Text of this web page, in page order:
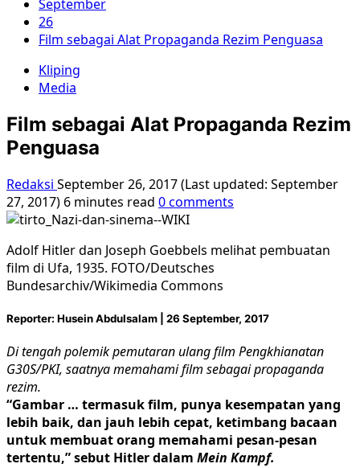
September
26
Film sebagai Alat Propaganda Rezim Penguasa
Kliping
Media
Film sebagai Alat Propaganda Rezim
Penguasa
Redaksi September 26, 2017 (Last updated: September
27, 2017) 6 minutes read 0 comments
Adolf Hitler dan Joseph Goebbels melihat pembuatan
film di Ufa, 1935. FOTO/Deutsches
Bundesarchiv/Wikimedia Commons
Reporter: Husein Abdulsalam | 26 September, 2017
Di tengah polemik pemutaran ulang film Pengkhianatan
G30S/PKI, saatnya memahami film sebagai propaganda
rezim.
“Gambar … termasuk film, punya kesempatan yang
lebih baik, dan jauh lebih cepat, ketimbang bacaan
untuk membuat orang memahami pesan-pesan
tertentu,” sebut Hitler dalam Mein Kampf.